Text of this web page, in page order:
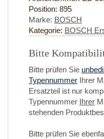
Position: 895
Marke: BOSCH
Kategorie: BOSCH
Bitte
Bitte prüfen Sie
Typennummer Ihrer
Ersatzteil ist nur
Typennummer Ihrer
stehenden
Bitte prüfen Sie